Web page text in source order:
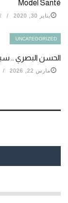
Model Santé
يناير 30, 2020
UNCATEGORIZED
الحسن البصري ..
مارس 22, 2026